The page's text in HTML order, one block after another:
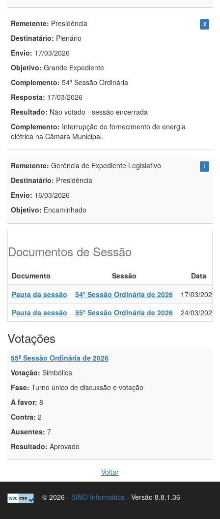
2
Remetente: Presidência
Destinatário: Plenário
Envio: 17/03/2026
Objetivo: Grande Expediente
Complemento: 54ª Sessão Ordinária
Resposta: 17/03/2026
Resultado: Não votado - sessão encerrada
Complemento: Interrupção do fornecimento de energia
elétrica na Câmara Municipal.
1
Remetente: Gerência de Expediente Legislativo
Destinatário: Presidência
Envio: 16/03/2026
Objetivo: Encaminhado
Documentos de Sessão
Documento Sessão
Data
Pauta da sessão
54ª Sessão Ordinária de 2026
17/03/2026
Pauta da sessão
55ª Sessão Ordinária de 2026 24/03/2026
Votações
55ª Sessão Ordinária de 2026
Votação: Simbólica
Fase: Turno único de discussão e votação
A favor: 8
Contra: 2
Ausentes: 7
Resultado: Aprovado
Voltar
© 2026 - SINO Informática- Versão 8.8.1.36